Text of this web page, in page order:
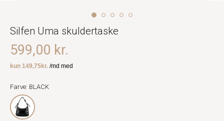
Silfen Uma skuldertaske
599,00 kr.
Farve: BLACK